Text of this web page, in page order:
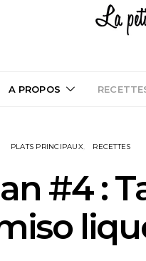
A PROPOS
PLATS PRINCIPAUX RECETTES
#4 :